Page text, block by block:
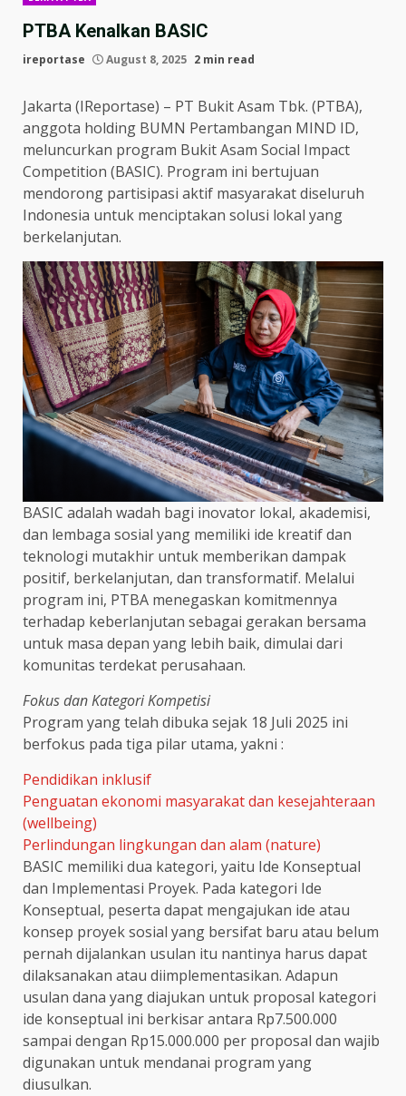
PTBA Kenalkan BASIC
ireportase August 8, 2025 2 min read
Jakarta (IReportase) – PT Bukit Asam Tbk. (PTBA),
anggota holding BUMN Pertambangan MIND ID,
meluncurkan program Bukit Asam Social Impact
Competition (BASIC). Program ini bertujuan
mendorong partisipasi aktif masyarakat diseluruh
Indonesia untuk menciptakan solusi lokal yang
berkelanjutan.
BASIC adalah wadah bagi inovator lokal, akademisi,
dan lembaga sosial yang memiliki ide kreatif dan
teknologi mutakhir untuk memberikan dampak
positif, berkelanjutan, dan transformatif. Melalui
program ini, PTBA menegaskan komitmennya
terhadap keberlanjutan sebagai gerakan bersama
untuk masa depan yang lebih baik, dimulai dari
komunitas terdekat perusahaan.
Fokus dan Kategori Kompetisi
Program yang telah dibuka sejak 18 Juli 2025 ini
berfokus pada tiga pilar utama, yakni :
Pendidikan inklusif
Penguatan ekonomi masyarakat dan kesejahteraan
(wellbeing)
Perlindungan lingkungan dan alam (nature)
BASIC memiliki dua kategori, yaitu Ide Konseptual
dan Implementasi Proyek. Pada kategori Ide
Konseptual, peserta dapat mengajukan ide atau
konsep proyek sosial yang bersifat baru atau belum
pernah dijalankan usulan itu nantinya harus dapat
dilaksanakan atau diimplementasikan. Adapun
usulan dana yang diajukan untuk proposal kategori
ide konseptual ini berkisar antara Rp7.500.000
sampai dengan Rp15.000.000 per proposal dan wajib
digunakan untuk mendanai program yang
diusulkan.